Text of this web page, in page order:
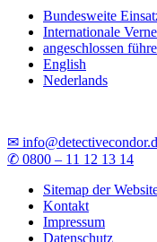
Bundesweite
Internationale
angeschlossen
English
Nederlands
✉
✆ 0800 – 11 12 13 14
Sitemap der
Kontakt
Impressum
Datenschutz